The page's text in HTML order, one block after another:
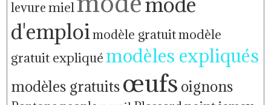
levuremiel
d'emploimodèle gratuitmodèle
gratuit expliquémodèles expliqués
modèles gratuitsœufs oignons